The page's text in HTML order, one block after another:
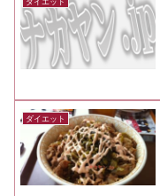
ダイエット